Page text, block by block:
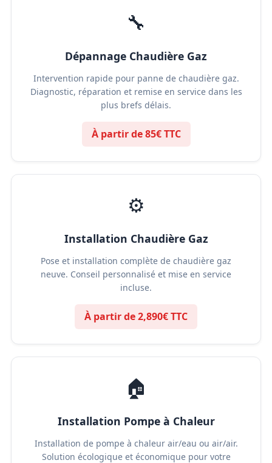
🔧
Dépannage Chaudière Gaz
Intervention rapide pour panne de chaudière gaz.
Diagnostic, réparation et remise en service dans les
plus brefs délais.
À partir de 85€ TTC
⚙️
Installation Chaudière Gaz
Pose et installation complète de chaudière gaz
neuve. Conseil personnalisé et mise en service
incluse.
À partir de 2,890€ TTC
🏠
Installation Pompe à Chaleur
Installation de pompe à chaleur air/eau ou air/air.
Solution écologique et économique pour votre